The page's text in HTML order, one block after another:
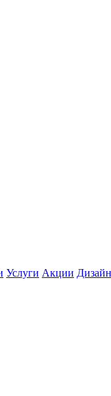
Услуги Акции